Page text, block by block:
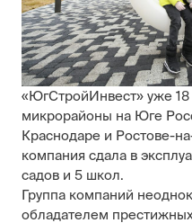
«ЮгСтройИнвест» уже
микрорайоны на Юге
Краснодаре и Ростове-
компания сдала в
садов и 5 школ.
Группа компаний
обладателем